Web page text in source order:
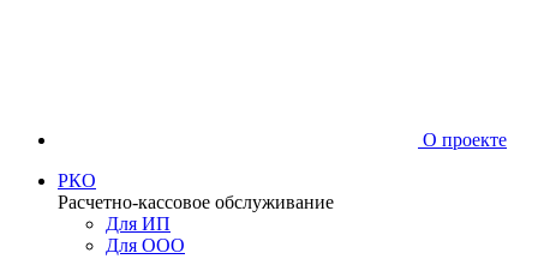
О проекте
РКО
Расчетно-кассовое обслуживание
Для ИП
Для ООО